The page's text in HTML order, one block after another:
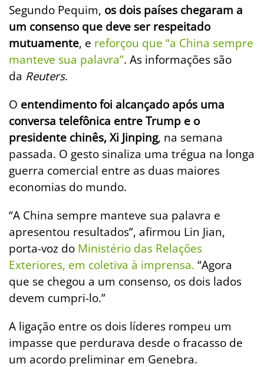
Segundo Pequim, os dois países chegaram a
um consenso que deve ser respeitado
mutuamente, e reforçou que “a China sempre
manteve sua palavra”. As informações são
da Reuters.
O entendimento foi alcançado após uma
conversa telefônica entre Trump e o
presidente chinês, Xi Jinping, na semana
passada. O gesto sinaliza uma trégua na longa
guerra comercial entre as duas maiores
economias do mundo.
“A China sempre manteve sua palavra e
apresentou resultados”, afirmou Lin Jian,
porta-voz do Ministério das Relações
Exteriores, em coletiva à imprensa. “Agora
que se chegou a um consenso, os dois lados
devem cumpri-lo.”
A ligação entre os dois líderes rompeu um
impasse que perdurava desde o fracasso de
um acordo preliminar em Genebra.